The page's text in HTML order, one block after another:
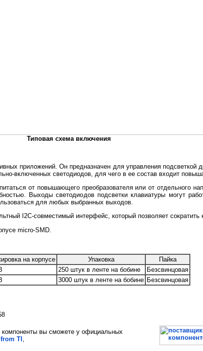
Типовая схема включения
приложений. Он предназначен для управления подсветкой
включенных светодиодов, для чего в ее состав входит
от повышающего преобразователя или от отдельного
Выходы светодиодов подсветки клавиатуры могут
для любых выбранных выходов.
I2C-совместимый интерфейс, который позволяет сократить
micro-SMD.
на корпусе Упаковка
Пайка
250 штук в ленте на бобине
Безсвинцовая
3000 штук в ленте на бобине Безсвинцовая
вы сможете у официальных
TI ,